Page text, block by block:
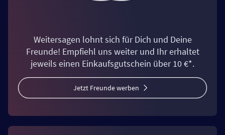
Weitersagen lohnt sich für Dich und Deine
Freunde! Empfiehl uns weiter und Ihr erhaltet
jeweils einen Einkaufsgutschein über 10 €*.
Jetzt Freunde werben